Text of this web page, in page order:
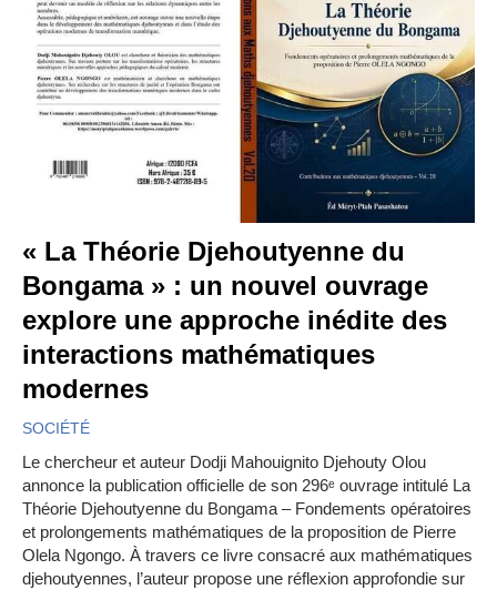
« La Théorie Djehoutyenne du
Bongama » : un nouvel ouvrage
explore une approche inédite des
interactions mathématiques
modernes
SOCIÉTÉ
Le chercheur et auteur Dodji Mahouignito Djehouty Olou
annonce la publication officielle de son 296ᵉ ouvrage intitulé La
Théorie Djehoutyenne du Bongama – Fondements opératoires
et prolongements mathématiques de la proposition de Pierre
Olela Ngongo. À travers ce livre consacré aux mathématiques
djehoutyennes, l’auteur propose une réflexion approfondie sur